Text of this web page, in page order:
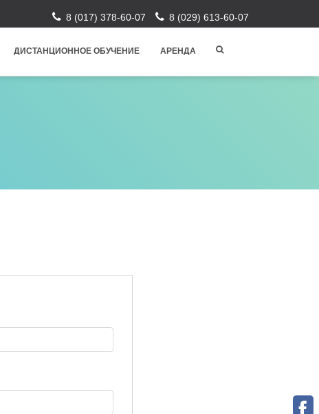
8 (017) 378-60-07 8 (029) 613-60-07
ДИСТАНЦИОННОЕ ОБУЧЕНИЕ АРЕНДА